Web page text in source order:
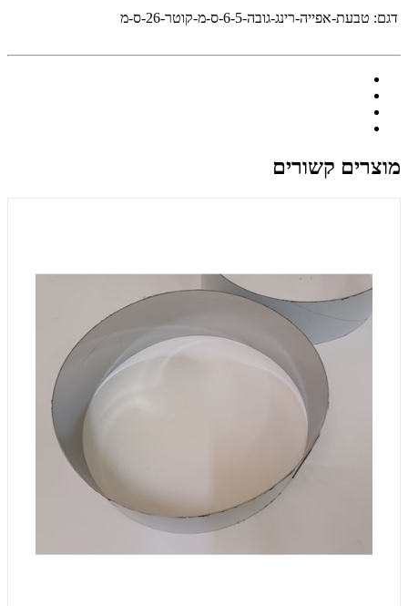
דגם: טבעת-אפייה-רינג-גובה-6-5-ס-מ-קוטר-26-ס-מ
מוצרים קשורים